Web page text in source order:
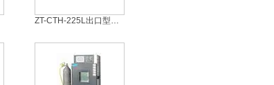
ZT-CTH-225L出口型零下60度冻融试验机